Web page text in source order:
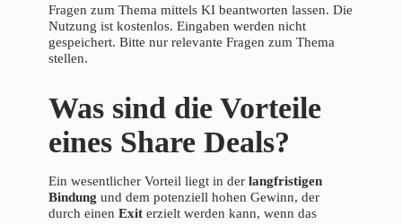
Fragen zum Thema mittels KI beantworten lassen. Die
Nutzung ist kostenlos. Eingaben werden nicht
gespeichert. Bitte nur relevante Fragen zum Thema
stellen.
Was sind die Vorteile
eines Share Deals?
Ein wesentlicher Vorteil liegt in der langfristigen
Bindung und dem potenziell hohen Gewinn, der
durch einen Exit erzielt werden kann, wenn das